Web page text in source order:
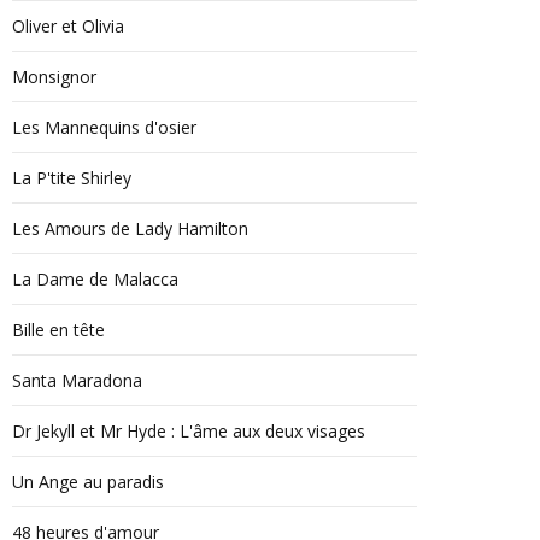
Oliver et Olivia
Monsignor
Les Mannequins d'osier
La P'tite Shirley
Les Amours de Lady Hamilton
La Dame de Malacca
Bille en tête
Santa Maradona
Dr Jekyll et Mr Hyde : L'âme aux deux visages
Un Ange au paradis
48 heures d'amour